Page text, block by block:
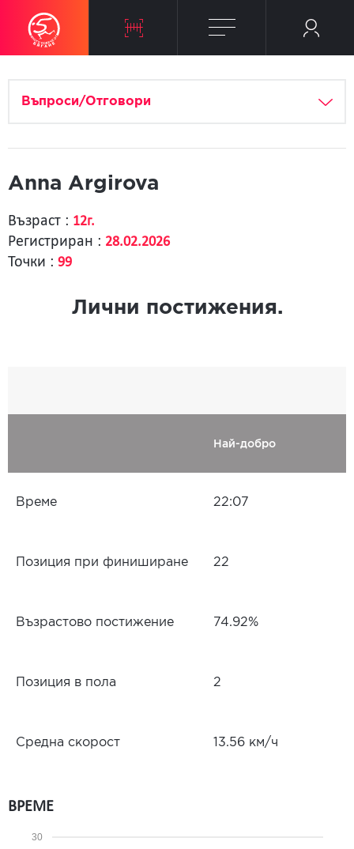
Въпроси/Отговори
Anna Argirova
Възраст : 12г.
Регистриран : 28.02.2026
Точки : 99
Лични постижения.
Най-добро
Време 22:07
Позиция при финиширане 22
Възрастово постижение 74.92%
Позиция в пола 2
Средна скорост 13.56 км/ч
ВРЕМЕ
30